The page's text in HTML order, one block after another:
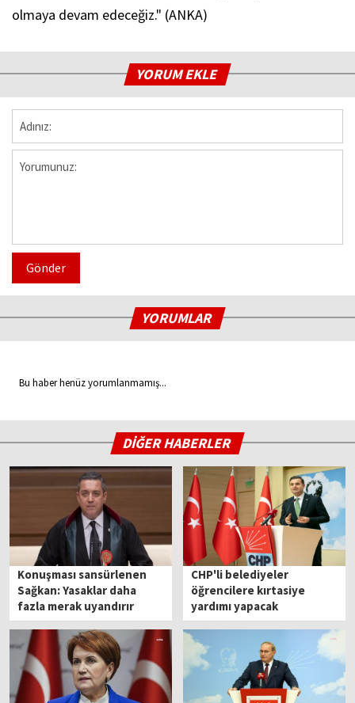
olmaya devam edeceğiz." (ANKA)
YORUM EKLE
Gönder
YORUMLAR
Bu haber henüz yorumlanmamış...
DİĞER HABERLER
Konuşması sansürlenen
Sağkan: Yasaklar daha
fazla merak uyandırır
CHP'li belediyeler
öğrencilere kırtasiye
yardımı yapacak